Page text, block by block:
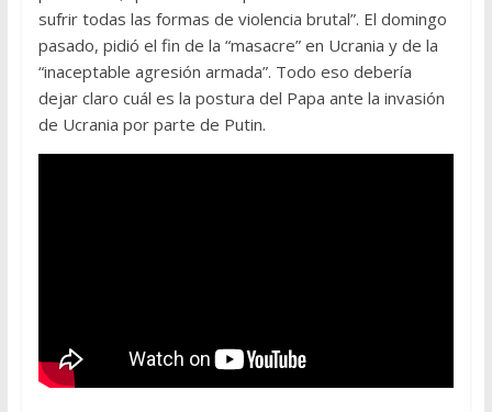
sufrir todas las formas de violencia brutal”. El domingo
pasado, pidió el fin de la “masacre” en Ucrania y de la
“inaceptable agresión armada”. Todo eso debería
dejar claro cuál es la postura del Papa ante la invasión
de Ucrania por parte de Putin.